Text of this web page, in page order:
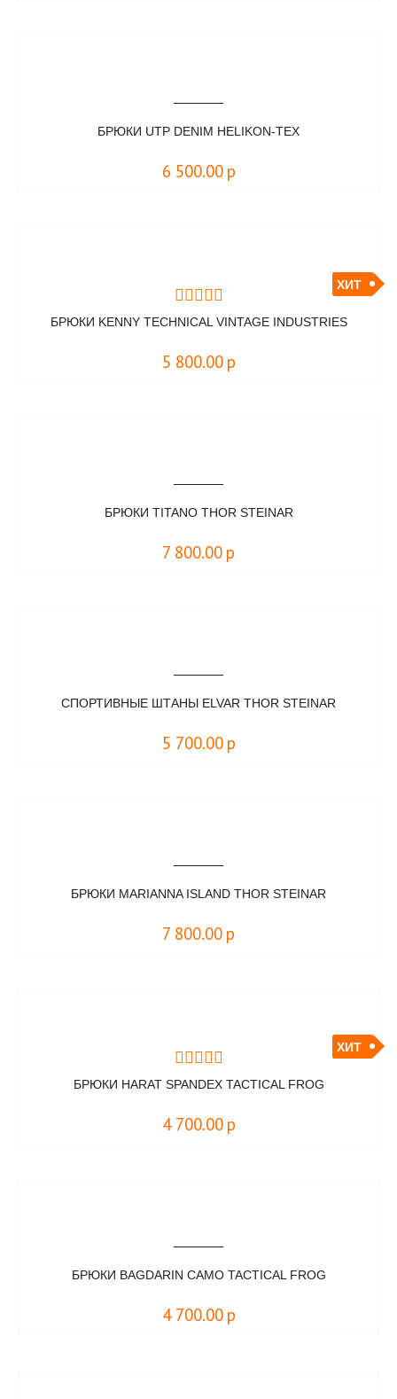
БРЮКИ UTP DENIM HELIKON-TEX
6 500.00 р
ХИТ
БРЮКИ KENNY TECHNICAL VINTAGE INDUSTRIES
5 800.00 р
БРЮКИ TITANO THOR STEINAR
7 800.00 р
СПОРТИВНЫЕ ШТАНЫ ELVAR THOR STEINAR
5 700.00 р
БРЮКИ MARIANNA ISLAND THOR STEINAR
7 800.00 р
ХИТ
БРЮКИ HARAT SPANDEX TACTICAL FROG
4 700.00 р
БРЮКИ BAGDARIN CAMO TACTICAL FROG
4 700.00 р